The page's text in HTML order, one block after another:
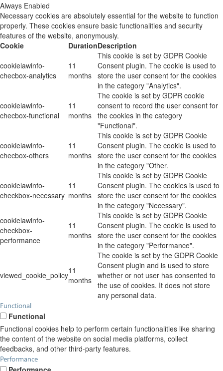
Always Enabled
Necessary cookies are absolutely essential for the website to function
properly. These cookies ensure basic functionalities and security
features of the website, anonymously.
Cookie
DurationDescription
cookielawinfo-
checbox-analytics
11
months
This cookie is set by GDPR Cookie
Consent plugin. The cookie is used to
store the user consent for the cookies
in the category "Analytics".
cookielawinfo-
checbox-functional
11
months
The cookie is set by GDPR cookie
consent to record the user consent for
the cookies in the category
"Functional".
cookielawinfo-
checbox-others
11
months
This cookie is set by GDPR Cookie
Consent plugin. The cookie is used to
store the user consent for the cookies
in the category "Other.
cookielawinfo-
checkbox-necessary
11
months
This cookie is set by GDPR Cookie
Consent plugin. The cookies is used to
store the user consent for the cookies
in the category "Necessary".
cookielawinfo-
checkbox-
performance
11
months
This cookie is set by GDPR Cookie
Consent plugin. The cookie is used to
store the user consent for the cookies
in the category "Performance".
viewed_cookie_policy11
months
The cookie is set by the GDPR Cookie
Consent plugin and is used to store
whether or not user has consented to
the use of cookies. It does not store
any personal data.
Functional
Functional
Functional cookies help to perform certain functionalities like sharing
the content of the website on social media platforms, collect
feedbacks, and other third-party features.
Performance